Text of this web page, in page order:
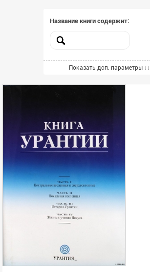
Название книги содержит:
Включённые жанры
Выбрать жанры из списка
Всего выбрано -0
Язык:
Любой
Язык оригинала:
Ключевое слово:
Показать доп. параметры ↓↓